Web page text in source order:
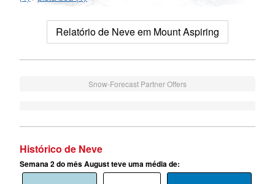
Relatório de Neve em Mount Aspiring
Snow-Forecast Partner Offers
Histórico de Neve
Semana 2 do mês August teve uma média de: